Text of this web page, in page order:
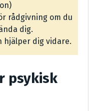
rådgivning om du
dig.
hjälper dig vidare.
psykisk